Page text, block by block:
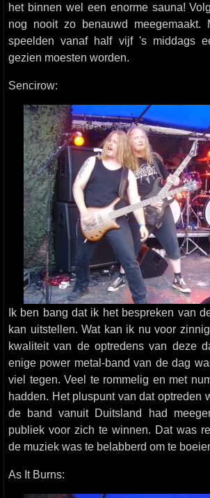
het binnen wel een enorme sauna!
nog nooit zo benauwd meegemaakt.
speelden vanaf half vijf 's middags
gezien moesten worden.
Sencirow:
Ik ben bang dat ik het bespreken van
kan uitstellen. Wat kan ik nu voor
kwaliteit van de optredens van deze
enige power metal-band van de dag
viel tegen. Veel te rommelig en met
hadden. Het pluspunt van dat optreden
de band vanuit Duitsland had
publiek voor zich te winnen. Dat was
de muziek was te belabberd om te
As It Burns: